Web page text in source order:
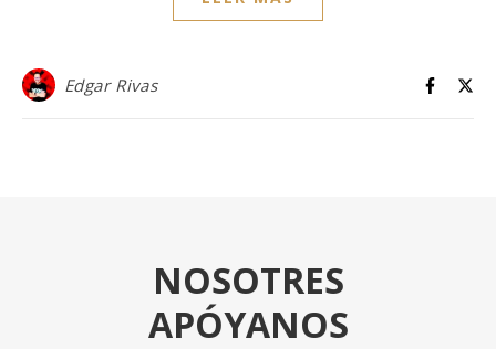
Edgar Rivas
NOSOTRES
APÓYANOS